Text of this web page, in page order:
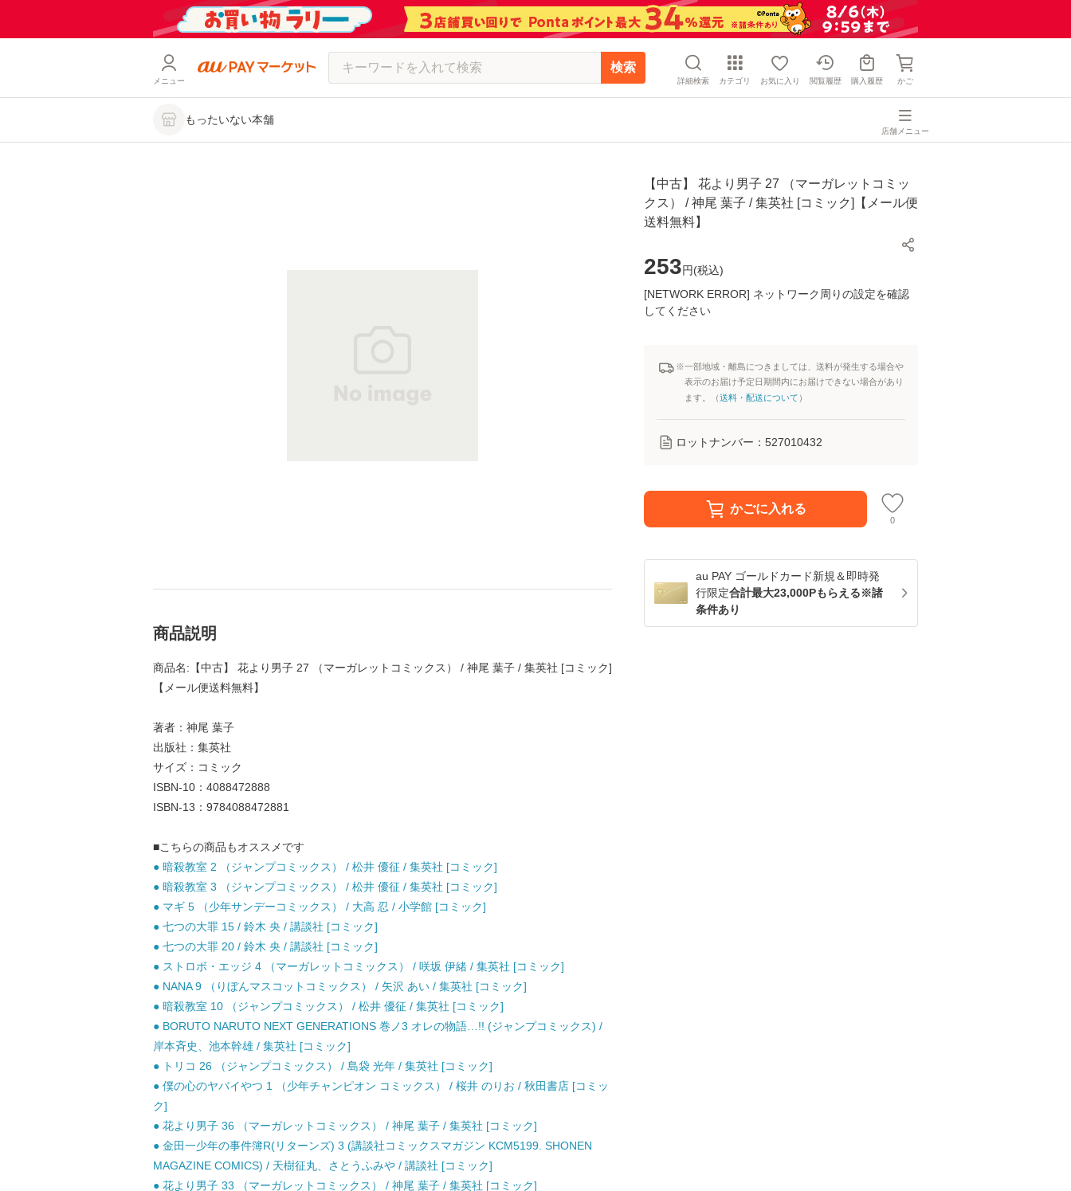
メニュー
検索
詳細検索 カテゴリ お気に入り 閲覧履歴 購入履歴 かご
もったいない本舗
店舗メニュー
【中古】 花より男子 27 （マーガレットコミッ
クス） / 神尾 葉子 / 集英社 [コミック]【メール便
送料無料】
253円(税込)
[NETWORK ERROR] ネットワーク周りの設定を確認
してください
※一部地域・離島につきましては、送料が発生する場合や
表示のお届け予定日期間内にお届けできない場合があり
ます。（送料・配送について ）
ロットナンバー： 527010432
かごに入れる
0
au PAY ゴールドカード新規＆即時発
行限定合計最大23,000Pもらえる※諸
条件あり
商品説明
商品名:【中古】 花より男子 27 （マーガレットコミックス） / 神尾 葉子 / 集英社 [コミック]
【メール便送料無料】
著者：神尾 葉子
出版社：集英社
サイズ：コミック
ISBN-10：4088472888
ISBN-13：9784088472881
■こちらの商品もオススメです
● 暗殺教室 2 （ジャンプコミックス） / 松井 優征 / 集英社 [コミック]
● 暗殺教室 3 （ジャンプコミックス） / 松井 優征 / 集英社 [コミック]
● マギ 5 （少年サンデーコミックス） / 大高 忍 / 小学館 [コミック]
● 七つの大罪 15 / 鈴木 央 / 講談社 [コミック]
● 七つの大罪 20 / 鈴木 央 / 講談社 [コミック]
● ストロボ・エッジ 4 （マーガレットコミックス） / 咲坂 伊緒 / 集英社 [コミック]
● NANA 9 （りぼんマスコットコミックス） / 矢沢 あい / 集英社 [コミック]
● 暗殺教室 10 （ジャンプコミックス） / 松井 優征 / 集英社 [コミック]
● BORUTO NARUTO NEXT GENERATIONS 巻ノ3 オレの物語…!! (ジャンプコミックス) /
岸本斉史、池本幹雄 / 集英社 [コミック]
● トリコ 26 （ジャンプコミックス） / 島袋 光年 / 集英社 [コミック]
● 僕の心のヤバイやつ 1 （少年チャンピオン コミックス） / 桜井 のりお / 秋田書店 [コミッ
ク]
● 花より男子 36 （マーガレットコミックス） / 神尾 葉子 / 集英社 [コミック]
● 金田一少年の事件簿R(リターンズ) 3 (講談社コミックスマガジン KCM5199. SHONEN
MAGAZINE COMICS) / 天樹征丸、さとうふみや / 講談社 [コミック]
● 花より男子 33 （マーガレットコミックス） / 神尾 葉子 / 集英社 [コミック]